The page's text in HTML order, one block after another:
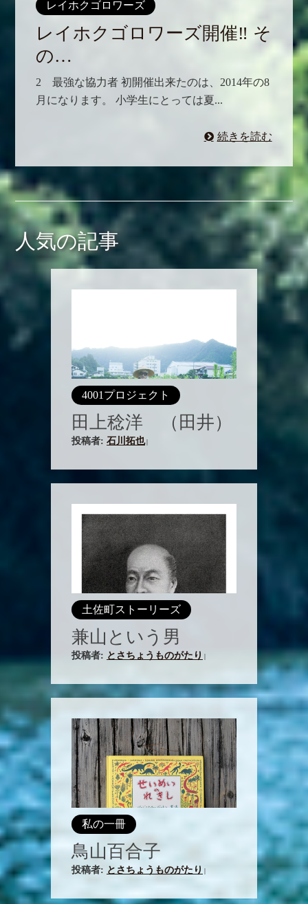
レイホクゴロワーズ
レイホクゴロワーズ開催‼️ そ
の…
2 最強な協力者 初開催出来たのは、2014年の8
月になります。 小学生にとっては夏...
続きを読む
人気の記事
4001プロジェクト
田上稔洋 （田井）
投稿者: 石川拓也|
土佐町ストーリーズ
兼山という男
投稿者: とさちょうものがたり
私の一冊
鳥山百合子
投稿者: とさちょうものがたり